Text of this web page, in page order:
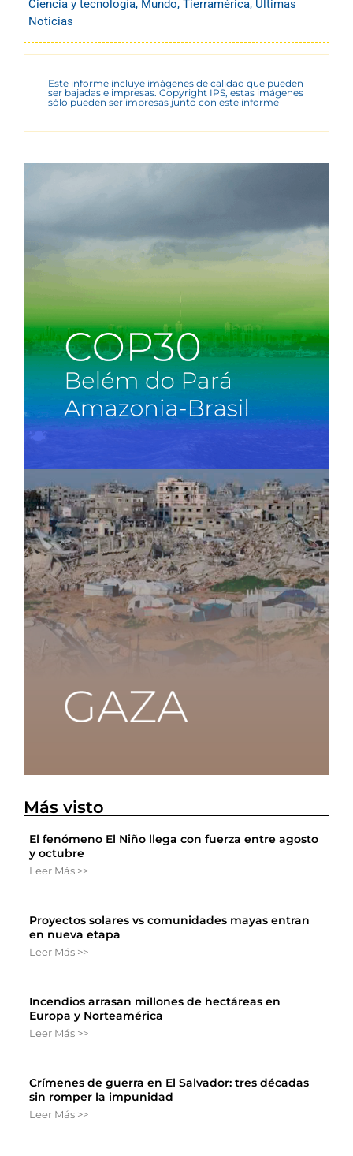
Ciencia y tecnología, Mundo, Tierramérica, Últimas
Noticias
Este informe incluye imágenes de calidad que pueden
ser bajadas e impresas. Copyright IPS, estas imágenes
sólo pueden ser impresas junto con este informe
Más visto
El fenómeno El Niño llega con fuerza entre agosto
y octubre
Leer Más >>
Proyectos solares vs comunidades mayas entran
en nueva etapa
Leer Más >>
Incendios arrasan millones de hectáreas en
Europa y Norteamérica
Leer Más >>
Crímenes de guerra en El Salvador: tres décadas
sin romper la impunidad
Leer Más >>